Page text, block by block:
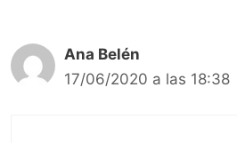
Ana Belén
17/06/2020 a las 18:38